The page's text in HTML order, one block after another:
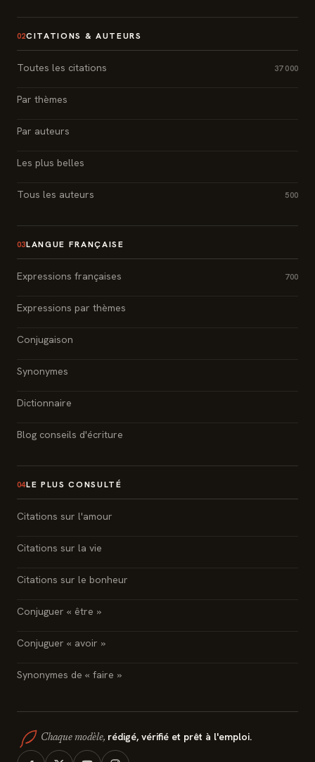
02CITATIONS & AUTEURS
Toutes les citations 37 000
Par thèmes
Par auteurs
Les plus belles
Tous les auteurs 500
03LANGUE FRANÇAISE
Expressions françaises 700
Expressions par thèmes
Conjugaison
Synonymes
Dictionnaire
Blog conseils d'écriture
04LE PLUS CONSULTÉ
Citations sur l'amour
Citations sur la vie
Citations sur le bonheur
Conjuguer « être »
Conjuguer « avoir »
Synonymes de « faire »
Chaque modèle, rédigé, vérifié et prêt à l'emploi.